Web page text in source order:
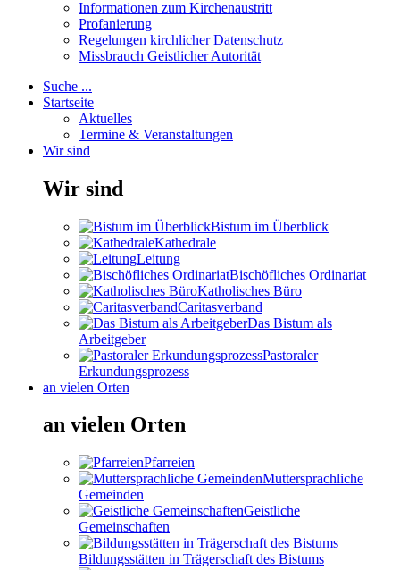
Informationen zum Kirchenaustritt
Profanierung
Regelungen kirchlicher Datenschutz
Missbrauch Geistlicher Autorität
Suche ...
Startseite
Aktuelles
Termine & Veranstaltungen
Wir sind
Wir sind
Bistum im Überblick
Kathedrale
Leitung
Bischöfliches Ordinariat
Katholisches Büro
Caritasverband
Das Bistum als
Arbeitgeber
Pastoraler
Erkundungsprozess
an vielen Orten
an vielen Orten
Pfarreien
Muttersprachliche
Gemeinden
Geistliche
Gemeinschaften
Bildungsstätten in Trägerschaft des Bistums